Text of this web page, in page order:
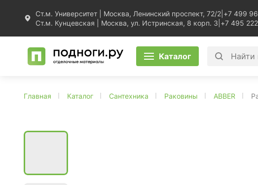
Ст.м. Университет | Москва, Ленинский проспект, 72/2 +7 499
Ст.м. Кунцевская | Москва, ул. Истринская, 8 корп. 3 +7 495
Каталог
Главная Каталог Сантехника Раковины ABBER